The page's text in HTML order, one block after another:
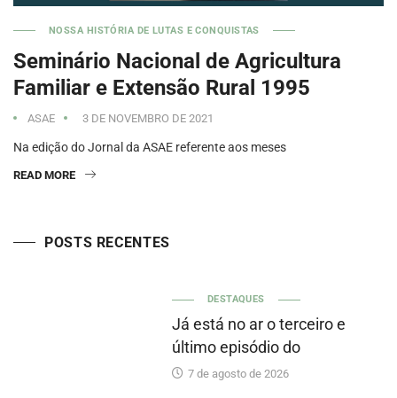
NOSSA HISTÓRIA DE LUTAS E CONQUISTAS
Seminário Nacional de Agricultura
Familiar e Extensão Rural 1995
ASAE 3 DE NOVEMBRO DE 2021
Na edição do Jornal da ASAE referente aos meses
READ MORE
POSTS RECENTES
DESTAQUES
Já está no ar o terceiro e
último episódio do
7 de agosto de 2026